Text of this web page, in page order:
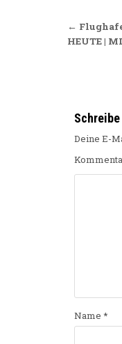
←
HEUTE |
Deine E-
Name *